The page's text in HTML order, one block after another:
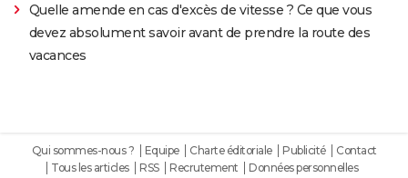
Quelle amende en cas d'excès de vitesse ? Ce que vous
devez absolument savoir avant de prendre la route des
vacances
Qui sommes-nous ? Equipe Charte éditoriale Publicité
Contact
Tous les articles
RSS Recrutement
Données personnelles